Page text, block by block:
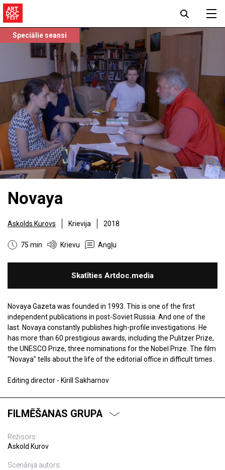
Speciālie seansi
Novaya
Askolds Kurovs Krievija 2018
75 min Krievu Angļu
Skatīties Artdoc.media
Novaya Gazeta was founded in 1993. This is one of the first
independent publications in post-Soviet Russia. And one of the
last. Novaya constantly publishes high-profile investigations. He
has more than 60 prestigious awards, including the Pulitzer Prize,
the UNESCO Prize, three nominations for the Nobel Prize. The film
"Novaya" tells about the life of the editorial office in difficult times.
Editing director - Kirill Sakharnov
FILMĒŠANAS GRUPA
Režisors:
Askold Kurov
Scenārija autors: